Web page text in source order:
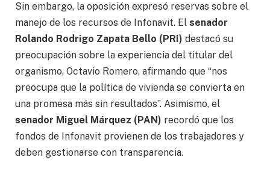
Sin embargo, la oposición expresó reservas sobre el
manejo de los recursos de Infonavit. El senador
Rolando Rodrigo Zapata Bello (PRI) destacó su
preocupación sobre la experiencia del titular del
organismo, Octavio Romero, afirmando que “nos
preocupa que la política de vivienda se convierta en
una promesa más sin resultados”. Asimismo, el
senador Miguel Márquez (PAN) recordó que los
fondos de Infonavit provienen de los trabajadores y
deben gestionarse con transparencia.